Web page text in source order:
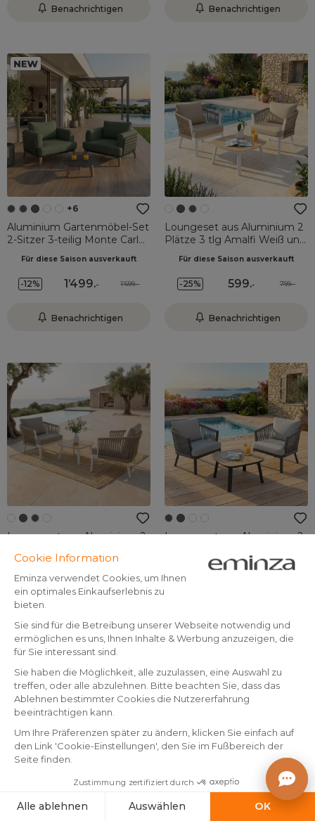
Benachrichtigen Benachrichtigen
+6
Aluminium Gartenmöbel-Set
2-Sitzer 3-teilig Monte Carlo
Rosmaringrün
Für diese Saison ausverkauft
-12% 1’499.- 1’699.-
Benachrichtigen
Loungeset aus Aluminium 2
Plätze 3 tlg Amalfi Weiß und
Für diese Saison ausverkauft
-25% 599.- 799.-
Benachrichtigen
Loungeset aus Aluminium 2
Taupe
-25% 599.- 799.-
Benachrichtigen
Loungeset aus Aluminium 2
Anthrazitgrau und Hellgrau
Für diese Saison ausverkauft
Benachrichtigen